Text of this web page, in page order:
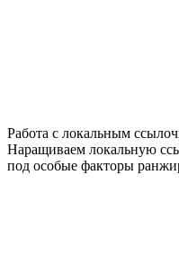
Работа с локальным
Наращиваем локальную
под особые факторы